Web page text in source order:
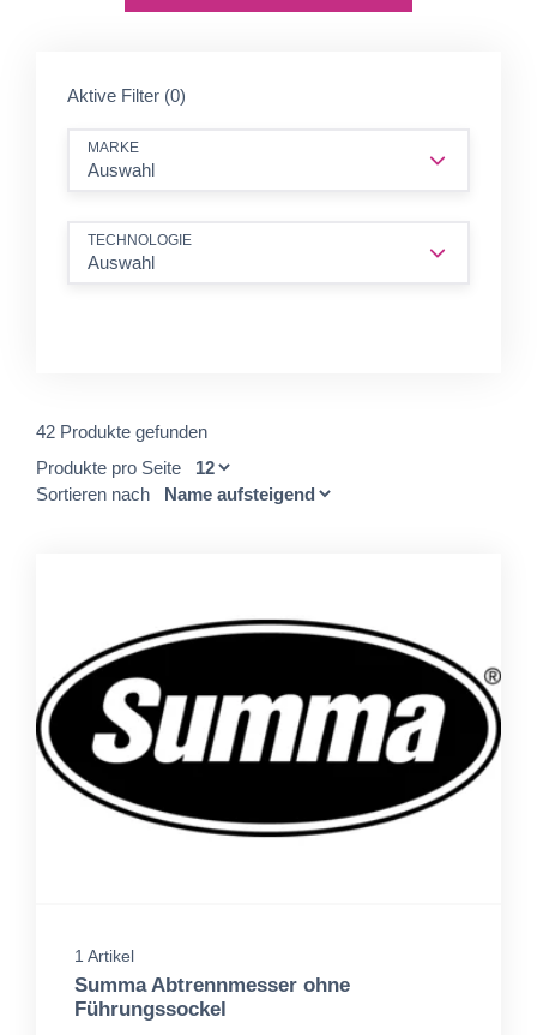
Aktive Filter (0)
MARKE
Auswahl
TECHNOLOGIE
Auswahl
42 Produkte gefunden
Produkte pro Seite
Sortieren nach
1 Artikel
Summa Abtrennmesser ohne
Führungssockel